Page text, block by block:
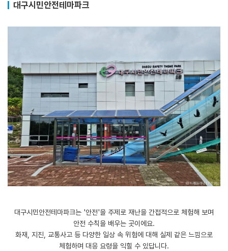
대구시민안전테마파크
대구시민안전테마파크는 '안전'을 주제로 재난을 간접적으로 체험해 보며
안전 수칙을 배우는 곳이에요.
화재, 지진, 교통사고 등 다양한 일상 속 위험에 대해 실제 같은 느낌으로
체험하며 대응 요령을 익힐 수 있답니다.